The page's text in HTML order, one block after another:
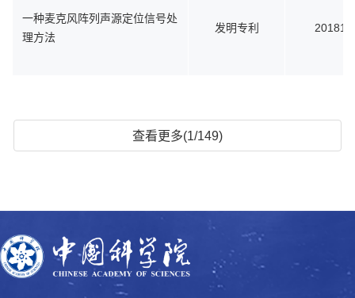
一种麦克风阵列声源定位信号处
理方法
发明专利
查看更多(1/149)